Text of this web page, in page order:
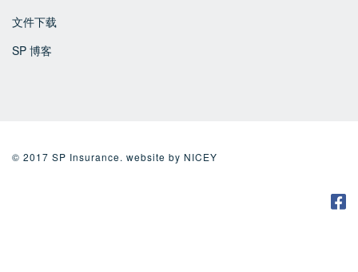
文件下载
SP 博客
© 2017 SP Insurance. website by NICEY